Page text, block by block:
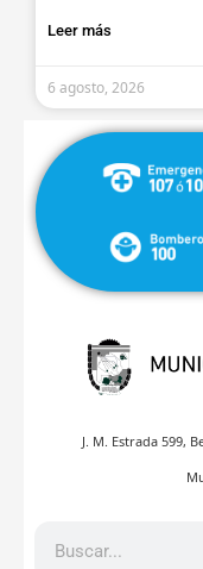
Leer más
6 agosto, 2026
J. M. Estrada 599,